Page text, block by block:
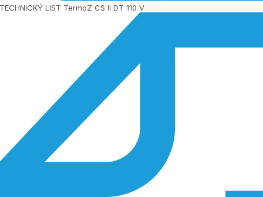
TECHNICKÝ LIST TermoZ CS II DT 110 V